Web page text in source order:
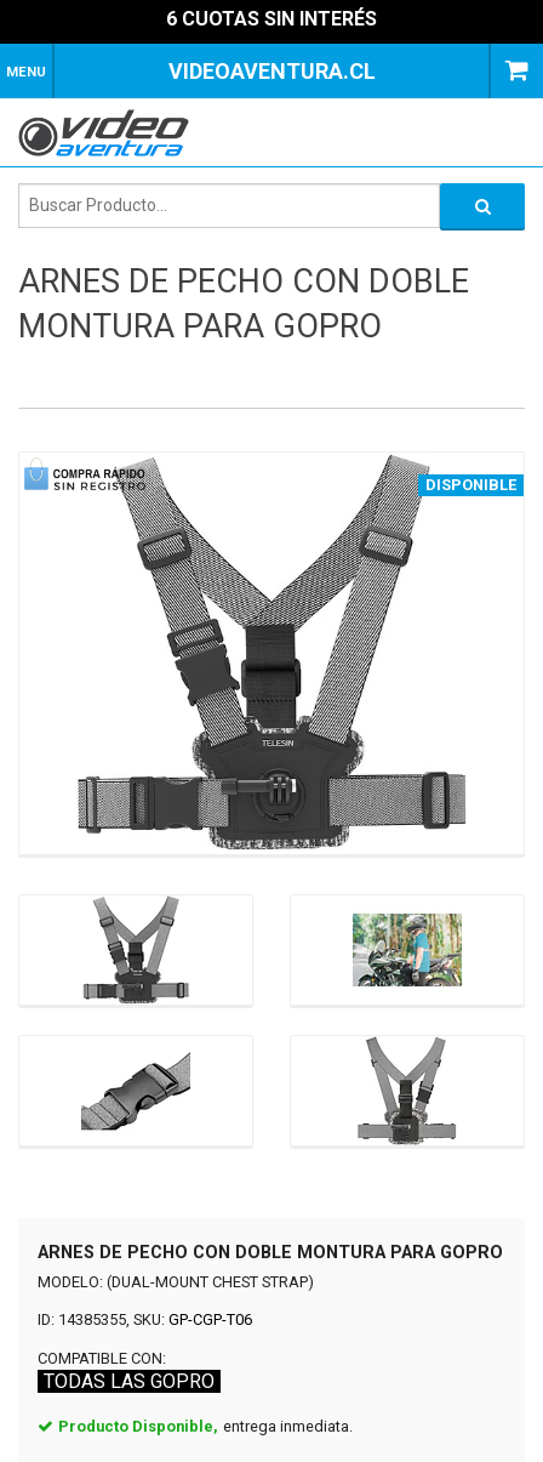
6 CUOTAS SIN INTERÉS
MENU VIDEOAVENTURA.CL
ARNES DE PECHO CON DOBLE
MONTURA PARA GOPRO
DISPONIBLE
1 of 4
ARNES DE PECHO CON DOBLE MONTURA PARA GOPRO
MODELO: (DUAL-MOUNT CHEST STRAP)
ID: 14385355, SKU: GP-CGP-T06
COMPATIBLE CON:
TODAS LAS GOPRO
Producto Disponible, entrega inmediata.